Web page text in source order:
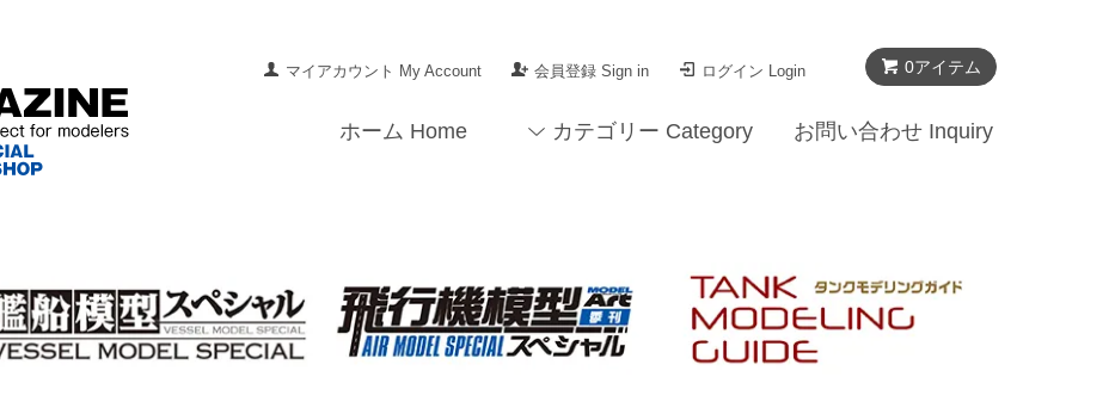
0アイテム
マイアカウント My Account 会員登録 Sign in ログイン Login
ホーム Home カテゴリー Category お問い合わせ Inquiry